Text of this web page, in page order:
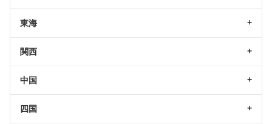
東海
関西
中国
四国